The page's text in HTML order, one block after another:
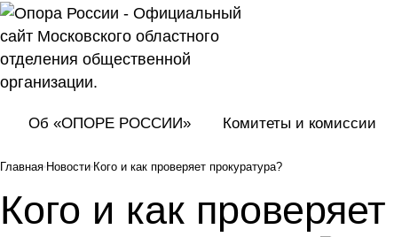
Об «ОПОРЕ РОССИИ» Комитеты и комиссии
Главная Новости Кого и как проверяет прокуратура?
Кого и как